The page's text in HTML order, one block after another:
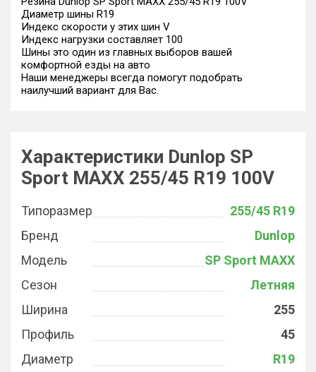
Диаметр шины R19
Индекс скорости у этих шин V
Индекс нагрузки составляет 100
Шины это один из главных выборов вашей
комфортной езды на авто
Наши менеджеры всегда помогут подобрать
наилучший вариант для Вас.
Характеристики Dunlop SP
Sport MAXX 255/45 R19 100V
Типоразмер
255/45 R19
Бренд
Dunlop
Модель
SP Sport MAXX
Сезон
Летняя
Ширина
255
Профиль
45
Диаметр
R19